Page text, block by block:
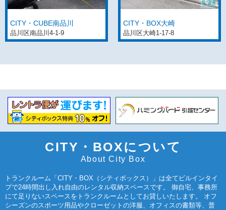
CITY・CUBE南品川
品川区南品川4-1-9
CITY・BOX大崎
品川区大崎1-17-8
CITY・BOXについて
About City Box
トランクルーム「CITY・BOX（シティボックス）」は全てビルインタイ
プで24時間出し入れ自由のレンタル収納スペースです。 御自宅、事務所
にて足りないスペースをトランクルームとしてお貸しいたします。 オフ
シーズンのスポーツ用品やクローゼットの洋服、オフィスの書類等、普